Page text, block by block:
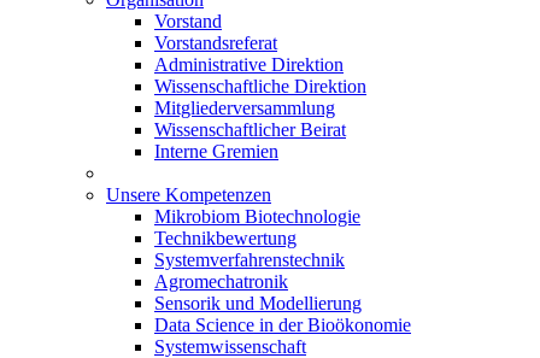
Vorstand
Vorstandsreferat
Administrative Direktion
Wissenschaftliche Direktion
Mitgliederversammlung
Wissenschaftlicher Beirat
Interne Gremien
Unsere Kompetenzen
Mikrobiom Biotechnologie
Technikbewertung
Systemverfahrenstechnik
Agromechatronik
Sensorik und Modellierung
Data Science in der Bioökonomie
Systemwissenschaft